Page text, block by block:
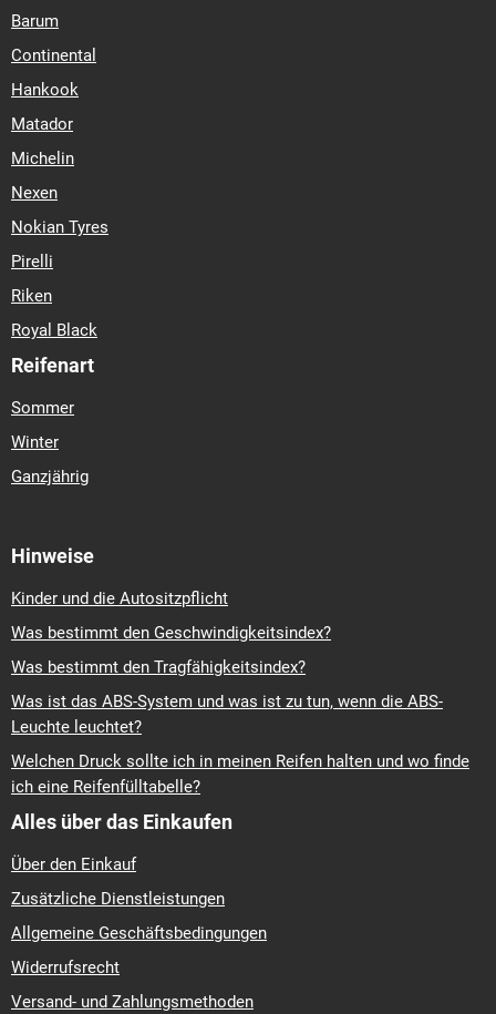
Barum
Continental
Hankook
Matador
Michelin
Nexen
Nokian Tyres
Pirelli
Riken
Royal Black
Reifenart
Sommer
Winter
Ganzjährig
Hinweise
Kinder und die Autositzpflicht
Was bestimmt den Geschwindigkeitsindex?
Was bestimmt den Tragfähigkeitsindex?
Was ist das ABS-System und was ist zu tun, wenn die ABS-
Leuchte leuchtet?
Welchen Druck sollte ich in meinen Reifen halten und wo finde
ich eine Reifenfülltabelle?
Alles über das Einkaufen
Über den Einkauf
Zusätzliche Dienstleistungen
Allgemeine Geschäftsbedingungen
Widerrufsrecht
Versand- und Zahlungsmethoden